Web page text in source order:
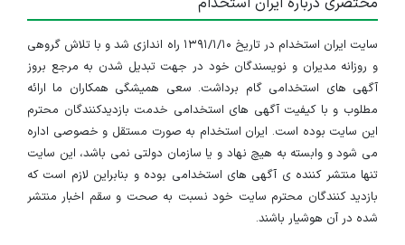
سایت ایران استخدام در تاریخ ۱۳۹۱/۱/۱۰ راه اندازی شد و با تلاش گروهی
و روزانه مدیران و نویسندگان خود در جهت تبدیل شدن به مرجع بروز
آگهی های استخدامی گام برداشت. سعی همیشگی همکاران ما ارائه
مطلوب و با کیفیت آگهی های استخدامی خدمت بازدیدکنندگان محترم
این سایت بوده است. ایران استخدام به صورت مستقل و خصوصی اداره
می شود و وابسته به هیچ نهاد و یا سازمان دولتی نمی باشد، این سایت
تنها منتشر کننده ی آگهی های استخدامی بوده و بنابراین لازم است که
بازدید کنندگان محترم سایت خود نسبت به صحت و سقم اخبار منتشر
شده در آن هوشیار باشند.